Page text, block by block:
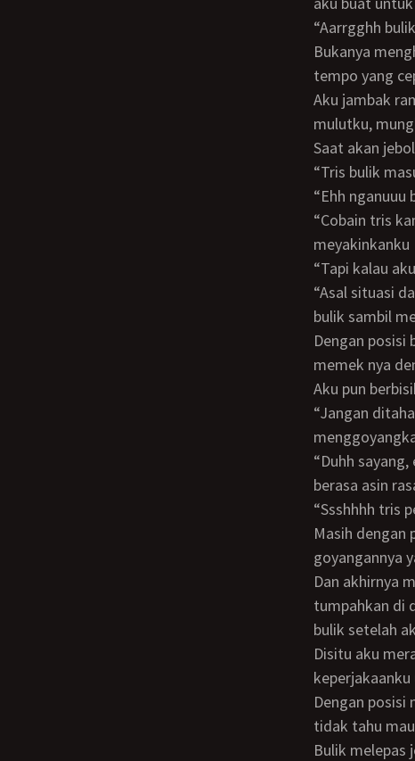
“Aarrgghh
Bukanya menghentikan sedotanya malah bulik berpindah melahap juniorku dengan
tempo yang
Aku jambak rambutnya sambil mendesah desah. Jari bulik tiba tiba masuk ke
mulutku,
Saat akan
“Tris bulik
“Ehh
“Cobain tris kamu bakal dapet pengalaman yang ga bisa kamu lupain” bulik
meyakinkanku
“Tapi kalau
“Asal situasi dan kondisi memungkinkan kamu bisa kapan aja dateng kerumah” jawab
bulik sambil
Dengan posisi bulik menciumku dari atas. Kontolku sudah diarahkannya menuju
memek nya
Aku pun
“Jangan ditahan ya tris, kalau pingin keluar keluarin aja” jawab bulik sambil
“Duhh sayang, enaaaak tenaaan rasaneee bulik” sambil ku ciumi leher bulik yang
berasa asin
“Ssshhhh
Masih dengan posisi WOT akupun memeluk bulik sambil dia mencepatkan tempo
goyangannya
Dan akhirnya membuat aku jebol “crooooottt croottt croottt” peju ku aku
tumpahkan di
bulik setelah
Disitu aku merasakan kenikmatan yang tiada tara walaupun aku harus merelakan
Dengan posisi masih pelukan bulik menindih badanku, kami pun berdiam diri sejenak,
tidak tahu
Bulik melepas jepitan memeknya perlahan dan langsung mengambil bajunya untuk